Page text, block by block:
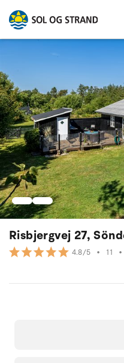
Risbjergvej 27,
4.8/5 • 11 •